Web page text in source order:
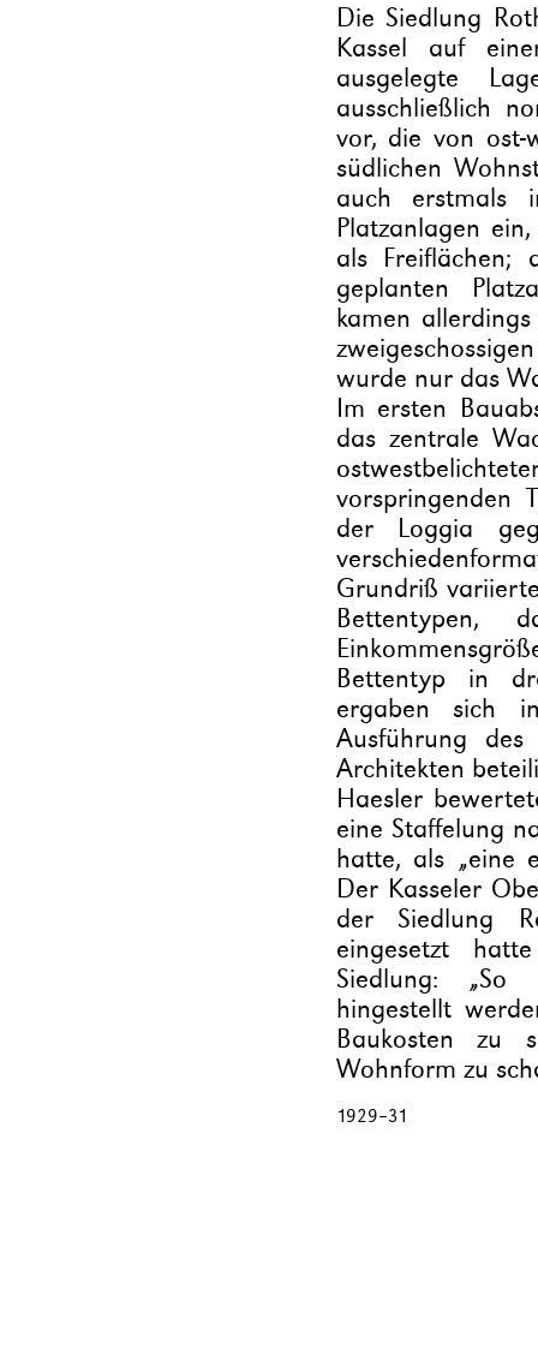
Die Siedlung
Kassel auf
ausgelegte
ausschließlich
vor, die von ost-
südlichen
auch erstmals
Platzanlagen
als Freiflächen;
geplanten
kamen
wurde nur das
Im ersten
das zentrale
vorspringenden
der Loggia
Grundriß
Bettentyp in
ergaben sich
Ausführung
Architekten
Haesler
eine Staffelung
hatte, als „eine
Der Kasseler
der Siedlung
eingesetzt
Siedlung: „So
hingestellt
Baukosten zu
Wohnform zu
1929–31